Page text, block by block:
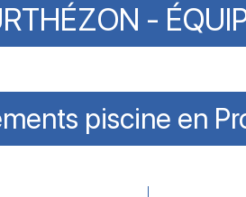
-
piscine en